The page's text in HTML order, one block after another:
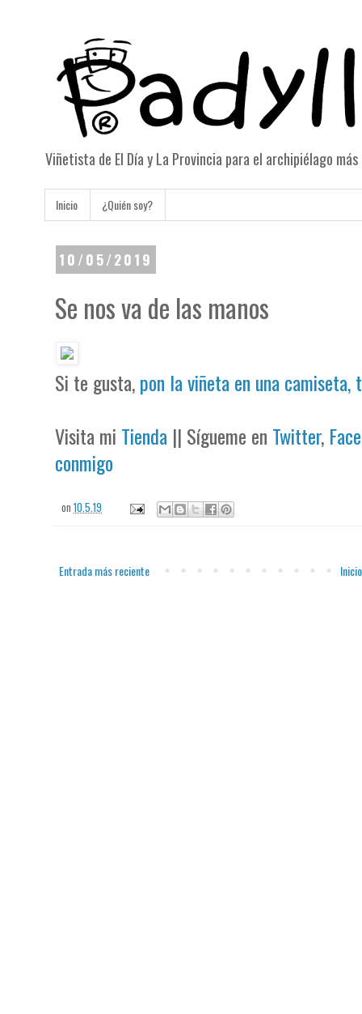
Viñetista de El Día y La Provincia para el archipiélago
Inicio ¿Quién soy?
10/05/2019
Se nos va de las manos
Si te gusta,pon la viñeta en una camiseta,
Visita mi Tienda || Sígueme en Twitter,
conmigo
on10.5.19
Entrada más reciente Inicio